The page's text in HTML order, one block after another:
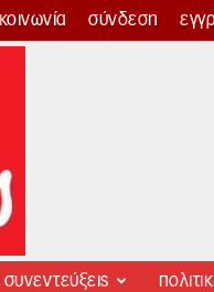
σύνδεση
συνεντεύξεις